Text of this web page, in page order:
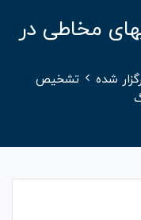
مخاطی در
شده
تشخیص